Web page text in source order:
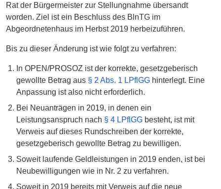
Rat der Bürgermeister zur Stellungnahme übersandt
worden. Ziel ist ein Beschluss des BlnTG im
Abgeordnetenhaus im Herbst 2019 herbeizuführen.
Bis zu dieser Änderung ist wie folgt zu verfahren:
In OPEN/PROSOZ ist der korrekte, gesetzgeberisch
gewollte Betrag aus § 2 Abs. 1 LPflGG hinterlegt. Eine
Anpassung ist also nicht erforderlich.
Bei Neuanträgen in 2019, in denen ein
Leistungsanspruch nach § 4 LPflGG besteht, ist mit
Verweis auf dieses Rundschreiben der korrekte,
gesetzgeberisch gewollte Betrag zu bewilligen.
Soweit laufende Geldleistungen in 2019 enden, ist bei
Neubewilligungen wie in Nr. 2 zu verfahren.
Soweit in 2019 bereits mit Verweis auf die neue